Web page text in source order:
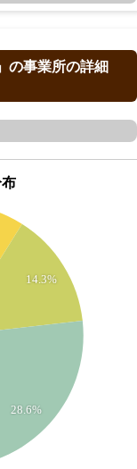
の事業所の詳細
14.3%
28.6%